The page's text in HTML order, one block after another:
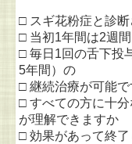
□ スギ花粉症と診
□ 当初1年間は2週
□ 毎日1回の舌下投
5年間）の
□ 継続治療が可能
□ すべての方に十
が理解できますか
□ 効果があって終